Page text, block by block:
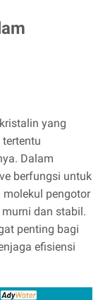
yang
Dalam
berfungsi untuk
molekul pengotor
dan stabil.
penting bagi
efisiensi